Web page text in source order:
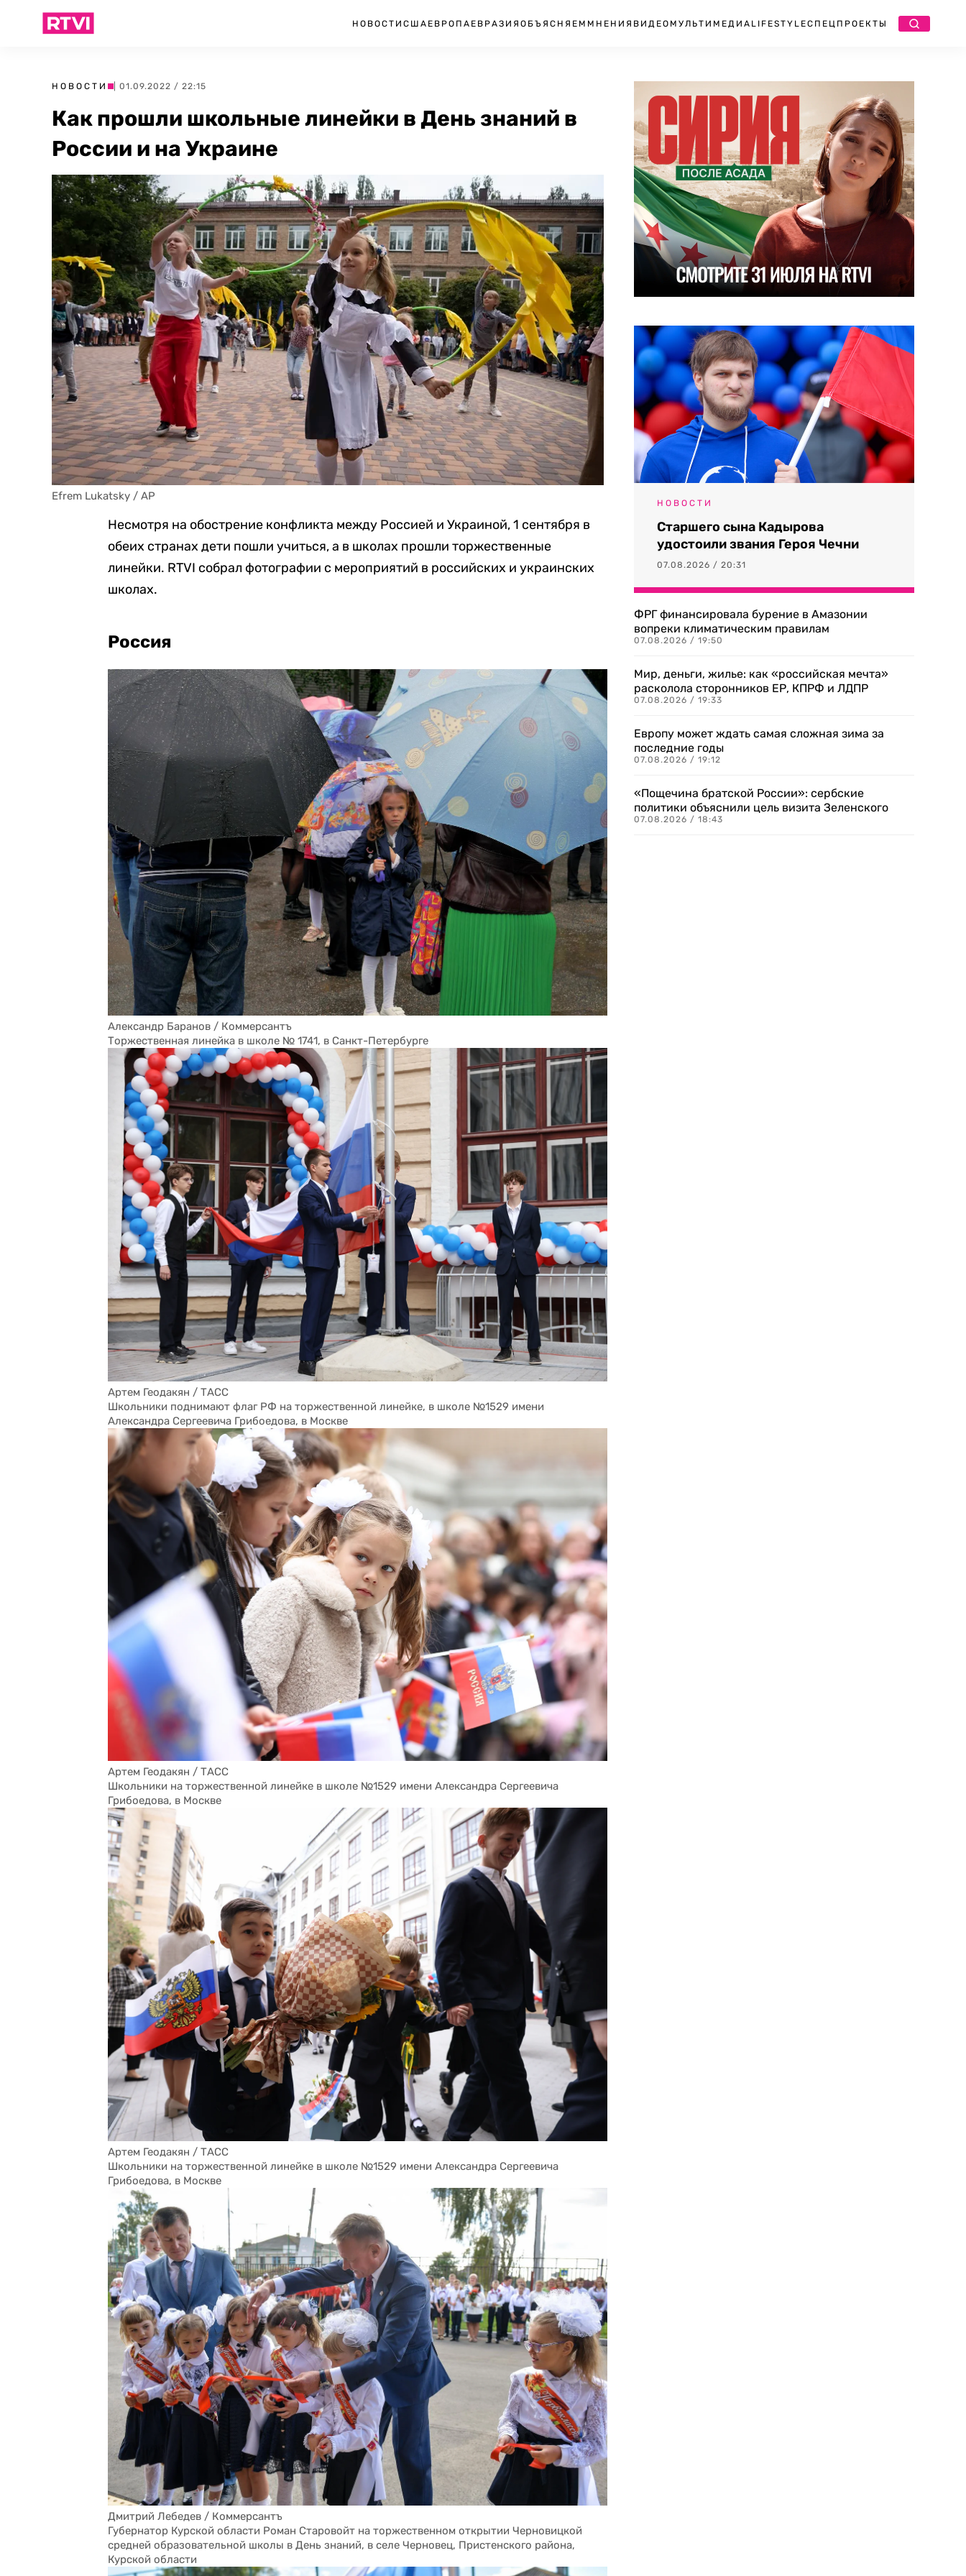
НОВОСТИ США ЕВРОПА ЕВРАЗИЯ ОБЪЯСНЯЕМ МНЕНИЯ ВИДЕО МУЛЬТИМЕДИА LIFESTYLEСПЕЦПРОЕКТЫ
НОВОСТИ | 01.09.2022 / 22:15
Как прошли школьные линейки в День знаний в
России и на Украине
Efrem Lukatsky / AP
Несмотря на обострение конфликта между Россией и Украиной, 1 сентября в
обеих странах дети пошли учиться, а в школах прошли торжественные
линейки. RTVI собрал фотографии с мероприятий в российских и украинских
школах.
Россия
Александр Баранов / Коммерсантъ
Торжественная линейка в школе № 1741, в Санкт-Петербурге
Артем Геодакян / ТАСС
Школьники поднимают флаг РФ на торжественной линейке, в школе №1529 имени
Александра Сергеевича Грибоедова, в Москве
Артем Геодакян / ТАСС
Школьники на торжественной линейке в школе №1529 имени Александра Сергеевича
Грибоедова, в Москве
Артем Геодакян / ТАСС
Школьники на торжественной линейке в школе №1529 имени Александра Сергеевича
Грибоедова, в Москве
Дмитрий Лебедев / Коммерсантъ
Губернатор Курской области Роман Старовойт на торжественном открытии Черновицкой
средней образовательной школы в День знаний, в селе Черновец, Пристенского района,
Курской области
НОВОСТИ
Старшего сына Кадырова
удостоили звания Героя Чечни
07.08.2026 / 20:31
ФРГ финансировала бурение в Амазонии
вопреки климатическим правилам
07.08.2026 / 19:50
Мир, деньги, жилье: как «российская мечта»
расколола сторонников ЕР, КПРФ и ЛДПР
07.08.2026 / 19:33
Европу может ждать самая сложная зима за
последние годы
07.08.2026 / 19:12
«Пощечина братской России»: сербские
политики объяснили цель визита Зеленского
07.08.2026 / 18:43